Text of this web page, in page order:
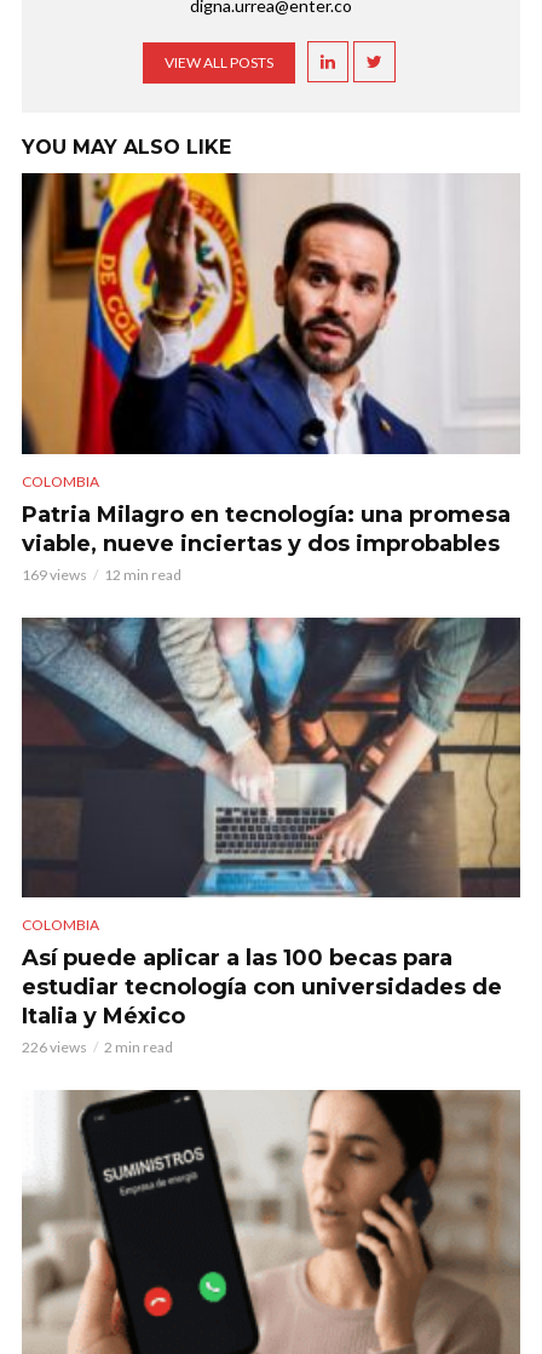
digna.urrea@enter.co
VIEW ALL POSTS
YOU MAY ALSO LIKE
COLOMBIA
Patria Milagro en tecnología: una promesa
viable, nueve inciertas y dos improbables
169 views 12 min read
COLOMBIA
Así puede aplicar a las 100 becas para
estudiar tecnología con universidades de
Italia y México
226 views 2 min read